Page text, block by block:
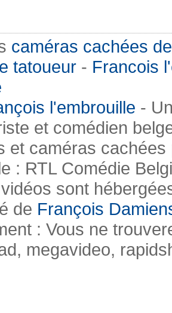
caméras cachées
tatoueur - Francois
l'embrouille -
et comédien
et caméras
: RTL Comédie
sont
de François
: Vous ne
megavideo,